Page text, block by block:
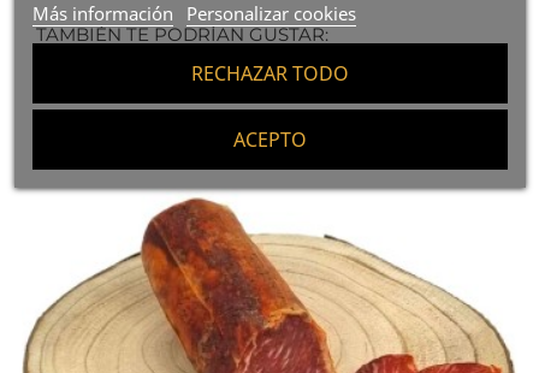
Más información Personalizar cookies
RECHAZAR TODO
ACEPTO
TAMBIÉN TE PODRÍAN GUSTAR: